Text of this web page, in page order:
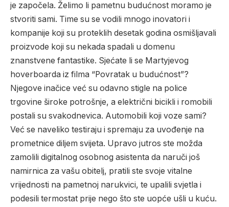
je započela. Želimo li pametnu budućnost moramo je
stvoriti sami. Time su se vodili mnogo inovatori i
kompanije koji su proteklih desetak godina osmišljavali
proizvode koji su nekada spadali u domenu
znanstvene fantastike. Sjećate li se Martyjevog
hoverboarda iz filma “Povratak u budućnost”?
Njegove inačice već su odavno stigle na police
trgovine široke potrošnje, a električni bicikli i romobili
postali su svakodnevica. Automobili koji voze sami?
Već se naveliko testiraju i spremaju za uvođenje na
prometnice diljem svijeta. Upravo jutros ste možda
zamolili digitalnog osobnog asistenta da naruči još
namirnica za vašu obitelj, pratili ste svoje vitalne
vrijednosti na pametnoj narukvici, te upalili svjetla i
podesili termostat prije nego što ste uopće ušli u kuću.